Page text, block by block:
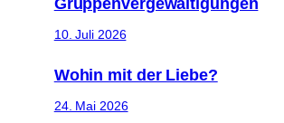
10. Juli 2026
Wohin mit der Liebe?
24. Mai 2026